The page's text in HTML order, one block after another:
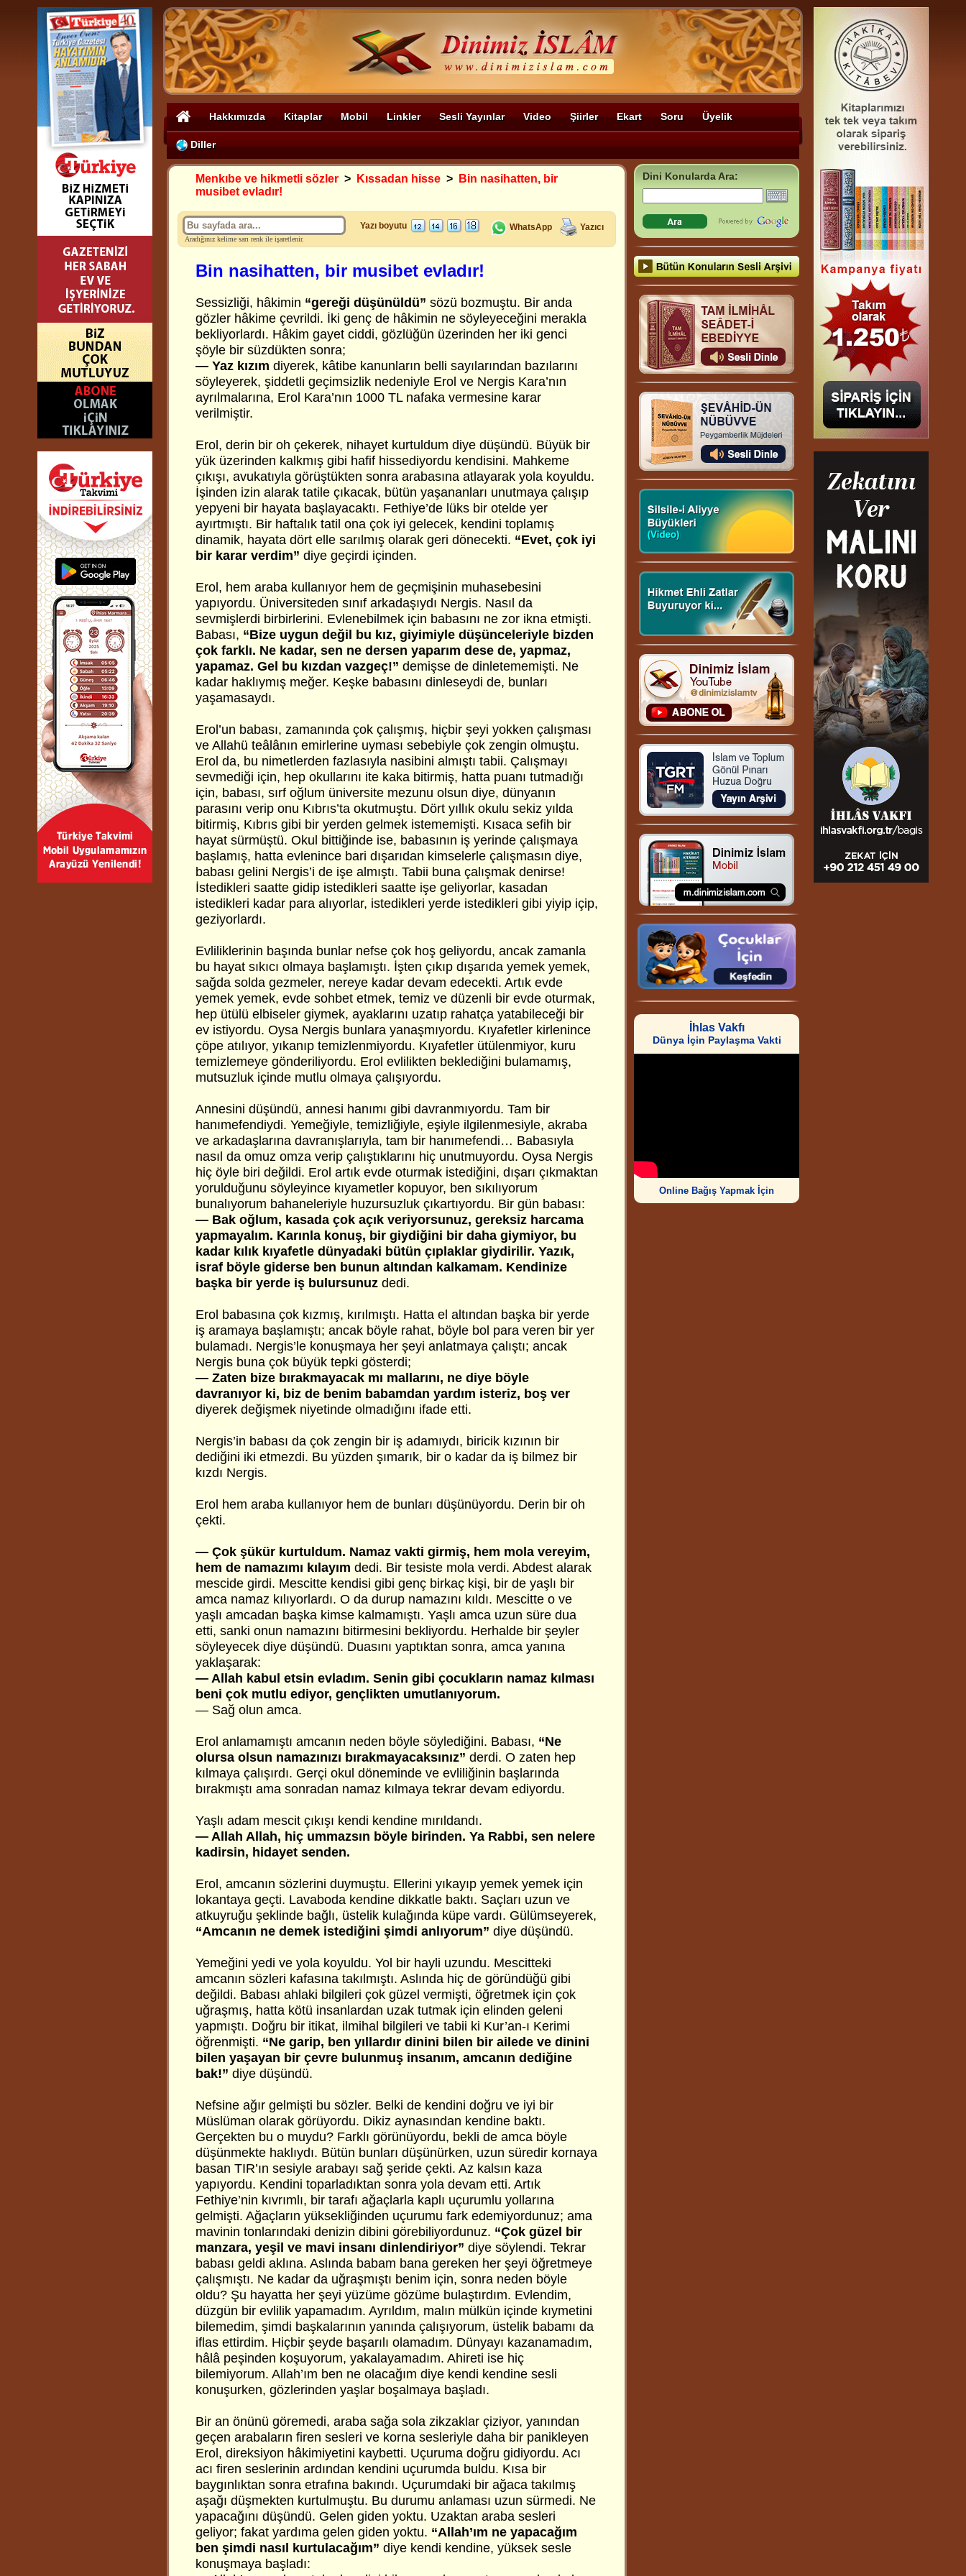
Hakkımızda Kitaplar Mobil Linkler Sesli Yayınlar Video Şiirler Ekart Soru Üyelik
Diller
Menkıbe ve hikmetli sözler > Kıssadan hisse >
Bin nasihatten, bir
musibet evladır!
Aradığınız kelime sarı renk ile işaretlenir.
Yazı boyutu WhatsApp Yazıcı
Bin nasihatten, bir musibet evladır!
Sessizliği, hâkimin “gereği düşünüldü” sözü bozmuştu. Bir anda
gözler hâkime çevrildi. İki genç de hâkimin ne söyleyeceğini merakla
bekliyorlardı. Hâkim gayet ciddi, gözlüğün üzerinden her iki genci
şöyle bir süzdükten sonra;
— Yaz kızım diyerek, kâtibe kanunların belli sayılarından bazılarını
söyleyerek, şiddetli geçimsizlik nedeniyle Erol ve Nergis Kara’nın
ayrılmalarına, Erol Kara’nın 1000 TL nafaka vermesine karar
verilmiştir.
Erol, derin bir oh çekerek, nihayet kurtuldum diye düşündü. Büyük bir
yük üzerinden kalkmış gibi hafif hissediyordu kendisini. Mahkeme
çıkışı, avukatıyla görüştükten sonra arabasına atlayarak yola koyuldu.
İşinden izin alarak tatile çıkacak, bütün yaşananları unutmaya çalışıp
yepyeni bir hayata başlayacaktı. Fethiye’de lüks bir otelde yer
ayırtmıştı. Bir haftalık tatil ona çok iyi gelecek, kendini toplamış
dinamik, hayata dört elle sarılmış olarak geri dönecekti. “Evet, çok iyi
bir karar verdim” diye geçirdi içinden.
Erol, hem araba kullanıyor hem de geçmişinin muhasebesini
yapıyordu. Üniversiteden sınıf arkadaşıydı Nergis. Nasıl da
sevmişlerdi birbirlerini. Evlenebilmek için babasını ne zor ikna etmişti.
Babası, “Bize uygun değil bu kız, giyimiyle düşünceleriyle bizden
çok farklı. Ne kadar, sen ne dersen yaparım dese de, yapmaz,
yapamaz. Gel bu kızdan vazgeç!” demişse de dinletememişti. Ne
kadar haklıymış meğer. Keşke babasını dinleseydi de, bunları
yaşamasaydı.
Erol’un babası, zamanında çok çalışmış, hiçbir şeyi yokken çalışması
ve Allahü teâlânın emirlerine uyması sebebiyle çok zengin olmuştu.
Erol da, bu nimetlerden fazlasıyla nasibini almıştı tabii. Çalışmayı
sevmediği için, hep okullarını ite kaka bitirmiş, hatta puanı tutmadığı
için, babası, sırf oğlum üniversite mezunu olsun diye, dünyanın
parasını verip onu Kıbrıs’ta okutmuştu. Dört yıllık okulu sekiz yılda
bitirmiş, Kıbrıs gibi bir yerden gelmek istememişti. Kısaca sefih bir
hayat sürmüştü. Okul bittiğinde ise, babasının iş yerinde çalışmaya
başlamış, hatta evlenince bari dışarıdan kimselerle çalışmasın diye,
babası gelini Nergis’i de işe almıştı. Tabii buna çalışmak denirse!
İstedikleri saatte gidip istedikleri saatte işe geliyorlar, kasadan
istedikleri kadar para alıyorlar, istedikleri yerde istedikleri gibi yiyip içip,
geziyorlardı.
Evliliklerinin başında bunlar nefse çok hoş geliyordu, ancak zamanla
bu hayat sıkıcı olmaya başlamıştı. İşten çıkıp dışarıda yemek yemek,
sağda solda gezmeler, nereye kadar devam edecekti. Artık evde
yemek yemek, evde sohbet etmek, temiz ve düzenli bir evde oturmak,
hep ütülü elbiseler giymek, ayaklarını uzatıp rahatça yatabileceği bir
ev istiyordu. Oysa Nergis bunlara yanaşmıyordu. Kıyafetler kirlenince
çöpe atılıyor, yıkanıp temizlenmiyordu. Kıyafetler ütülenmiyor, kuru
temizlemeye gönderiliyordu. Erol evlilikten beklediğini bulamamış,
mutsuzluk içinde mutlu olmaya çalışıyordu.
Annesini düşündü, annesi hanımı gibi davranmıyordu. Tam bir
hanımefendiydi. Yemeğiyle, temizliğiyle, eşiyle ilgilenmesiyle, akraba
ve arkadaşlarına davranışlarıyla, tam bir hanımefendi… Babasıyla
nasıl da omuz omza verip çalıştıklarını hiç unutmuyordu. Oysa Nergis
hiç öyle biri değildi. Erol artık evde oturmak istediğini, dışarı çıkmaktan
yorulduğunu söyleyince kıyametler kopuyor, ben sıkılıyorum
bunalıyorum bahaneleriyle huzursuzluk çıkartıyordu. Bir gün babası:
— Bak oğlum, kasada çok açık veriyorsunuz, gereksiz harcama
yapmayalım. Karınla konuş, bir giydiğini bir daha giymiyor, bu
kadar kılık kıyafetle dünyadaki bütün çıplaklar giydirilir. Yazık,
israf böyle giderse ben bunun altından kalkamam. Kendinize
başka bir yerde iş bulursunuz dedi.
Erol babasına çok kızmış, kırılmıştı. Hatta el altından başka bir yerde
iş aramaya başlamıştı; ancak böyle rahat, böyle bol para veren bir yer
bulamadı. Nergis’le konuşmaya her şeyi anlatmaya çalıştı; ancak
Nergis buna çok büyük tepki gösterdi;
— Zaten bize bırakmayacak mı mallarını, ne diye böyle
davranıyor ki, biz de benim babamdan yardım isteriz, boş ver
diyerek değişmek niyetinde olmadığını ifade etti.
Nergis’in babası da çok zengin bir iş adamıydı, biricik kızının bir
dediğini iki etmezdi. Bu yüzden şımarık, bir o kadar da iş bilmez bir
kızdı Nergis.
Erol hem araba kullanıyor hem de bunları düşünüyordu. Derin bir oh
çekti.
— Çok şükür kurtuldum. Namaz vakti girmiş, hem mola vereyim,
hem de namazımı kılayım dedi. Bir tesiste mola verdi. Abdest alarak
mescide girdi. Mescitte kendisi gibi genç birkaç kişi, bir de yaşlı bir
amca namaz kılıyorlardı. O da durup namazını kıldı. Mescitte o ve
yaşlı amcadan başka kimse kalmamıştı. Yaşlı amca uzun süre dua
etti, sanki onun namazını bitirmesini bekliyordu. Herhalde bir şeyler
söyleyecek diye düşündü. Duasını yaptıktan sonra, amca yanına
yaklaşarak:
— Allah kabul etsin evladım. Senin gibi çocukların namaz kılması
beni çok mutlu ediyor, gençlikten umutlanıyorum.
— Sağ olun amca.
Erol anlamamıştı amcanın neden böyle söylediğini. Babası, “Ne
olursa olsun namazınızı bırakmayacaksınız” derdi. O zaten hep
kılmaya çalışırdı. Gerçi okul döneminde ve evliliğinin başlarında
bırakmıştı ama sonradan namaz kılmaya tekrar devam ediyordu.
Yaşlı adam mescit çıkışı kendi kendine mırıldandı.
— Allah Allah, hiç ummazsın böyle birinden. Ya Rabbi, sen nelere
kadirsin, hidayet senden.
Erol, amcanın sözlerini duymuştu. Ellerini yıkayıp yemek yemek için
lokantaya geçti. Lavaboda kendine dikkatle baktı. Saçları uzun ve
atkuyruğu şeklinde bağlı, üstelik kulağında küpe vardı. Gülümseyerek,
“Amcanın ne demek istediğini şimdi anlıyorum” diye düşündü.
Yemeğini yedi ve yola koyuldu. Yol bir hayli uzundu. Mescitteki
amcanın sözleri kafasına takılmıştı. Aslında hiç de göründüğü gibi
değildi. Babası ahlaki bilgileri çok güzel vermişti, öğretmek için çok
uğraşmış, hatta kötü insanlardan uzak tutmak için elinden geleni
yapmıştı. Doğru bir itikat, ilmihal bilgileri ve tabii ki Kur’an-ı Kerimi
öğrenmişti. “Ne garip, ben yıllardır dinini bilen bir ailede ve dinini
bilen yaşayan bir çevre bulunmuş insanım, amcanın dediğine
bak!” diye düşündü.
Nefsine ağır gelmişti bu sözler. Belki de kendini doğru ve iyi bir
Müslüman olarak görüyordu. Dikiz aynasından kendine baktı.
Gerçekten bu o muydu? Farklı görünüyordu, bekli de amca böyle
düşünmekte haklıydı. Bütün bunları düşünürken, uzun süredir kornaya
basan TIR’ın sesiyle arabayı sağ şeride çekti. Az kalsın kaza
yapıyordu. Kendini toparladıktan sonra yola devam etti. Artık
Fethiye’nin kıvrımlı, bir tarafı ağaçlarla kaplı uçurumlu yollarına
gelmişti. Ağaçların yüksekliğinden uçurumu fark edemiyordunuz; ama
mavinin tonlarındaki denizin dibini görebiliyordunuz. “Çok güzel bir
manzara, yeşil ve mavi insanı dinlendiriyor” diye söylendi. Tekrar
babası geldi aklına. Aslında babam bana gereken her şeyi öğretmeye
çalışmıştı. Ne kadar da uğraşmıştı benim için, sonra neden böyle
oldu? Şu hayatta her şeyi yüzüme gözüme bulaştırdım. Evlendim,
düzgün bir evlilik yapamadım. Ayrıldım, malın mülkün içinde kıymetini
bilemedim, şimdi başkalarının yanında çalışıyorum, üstelik babamı da
iflas ettirdim. Hiçbir şeyde başarılı olamadım. Dünyayı kazanamadım,
hâlâ peşinden koşuyorum, yakalayamadım. Ahireti ise hiç
bilemiyorum. Allah’ım ben ne olacağım diye kendi kendine sesli
konuşurken, gözlerinden yaşlar boşalmaya başladı.
Bir an önünü göremedi, araba sağa sola zikzaklar çiziyor, yanından
geçen arabaların firen sesleri ve korna sesleriyle daha bir panikleyen
Erol, direksiyon hâkimiyetini kaybetti. Uçuruma doğru gidiyordu. Acı
acı firen seslerinin ardından kendini uçurumda buldu. Kısa bir
baygınlıktan sonra etrafına bakındı. Uçurumdaki bir ağaca takılmış
aşağı düşmekten kurtulmuştu. Bu durumu anlaması uzun sürmedi. Ne
yapacağını düşündü. Gelen giden yoktu. Uzaktan araba sesleri
geliyor; fakat yardıma gelen giden yoktu. “Allah’ım ne yapacağım
ben şimdi nasıl kurtulacağım” diye kendi kendine, yüksek sesle
konuşmaya başladı:
Dini Konularda Ara:
İhlas Vakfı
Dünya İçin Paylaşma Vakti
Online Bağış Yapmak İçin